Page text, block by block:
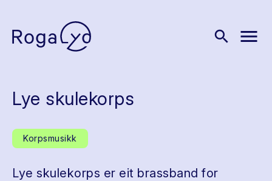
search menu
Lye skulekorps
Korpsmusikk
Lye skulekorps er eit brassband for